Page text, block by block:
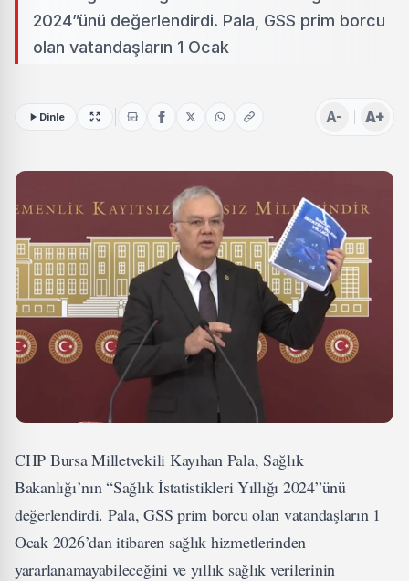
2024”ünü değerlendirdi. Pala, GSS prim borcu
olan vatandaşların 1 Ocak
Dinle A- A+
CHP Bursa Milletvekili Kayıhan Pala, Sağlık
Bakanlığı’nın “Sağlık İstatistikleri Yıllığı 2024”ünü
değerlendirdi. Pala, GSS prim borcu olan vatandaşların 1
Ocak 2026’dan itibaren sağlık hizmetlerinden
yararlanamayabileceğini ve yıllık sağlık verilerinin